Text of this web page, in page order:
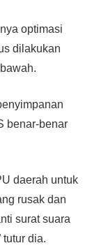
optimasi
dilakukan
benar-benar
daerah untuk
rusak dan
surat suara
dia.